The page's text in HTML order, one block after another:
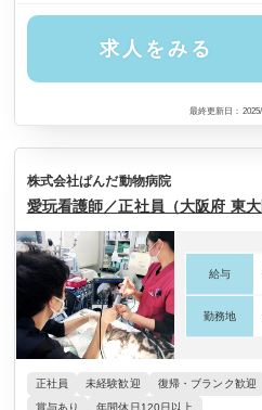
最終更新日：
求人をみる
株式会社ぱんだ動物病院
愛玩看護師／正社員（大阪府 東大
正社員 未経験歓迎 復帰・ブランク歓迎
賞与あり
年間休日120日以上
給与
勤務地